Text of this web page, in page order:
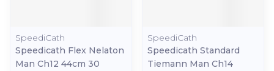
SpeediCath
Speedicath Flex Nelaton
Man Ch12 44cm 30
SpeediCath
Speedicath Standard
Tiemann Man Ch14